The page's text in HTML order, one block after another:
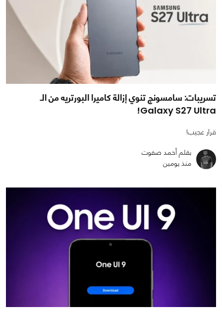
تسريبات: سامسونج تنوي إزالة كاميرا البورتريه من الـ
Galaxy S27 Ultra!
قرار عجيب!
بقلم أحمد صفوت
منذ يومين